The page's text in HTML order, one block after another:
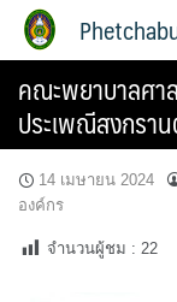
คณะพยาบาลศา
ประเพณีสงกรา
14 เมษายน 2024
องค์กร
จำนวนผู้ชม : 22